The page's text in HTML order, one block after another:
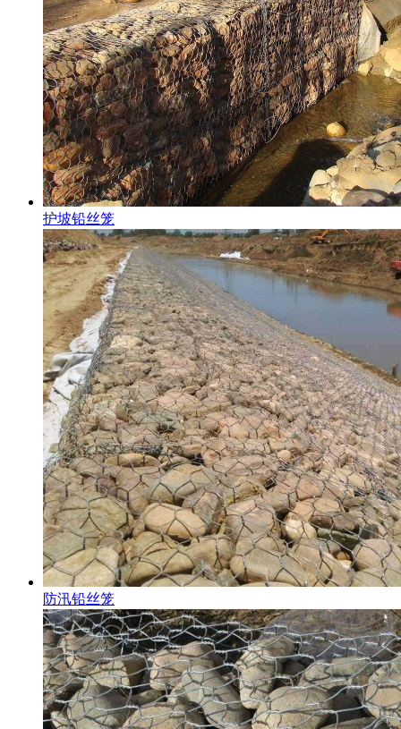
护坡铅丝笼
防汛铅丝笼